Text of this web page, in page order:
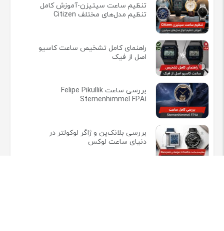
تنظیم ساعت سیتیزن-آموزش کامل
تنظیم مدل‌های مختلف Citizen
راهنمای کامل تشخیص ساعت کاسیو
اصل از فیک
بررسی ساعت Felipe Pikullik
Sternenhimmel FPA1
بررسی بلانک‌پن و ژاگر لوکولتر در
دنیای ساعت لوکس